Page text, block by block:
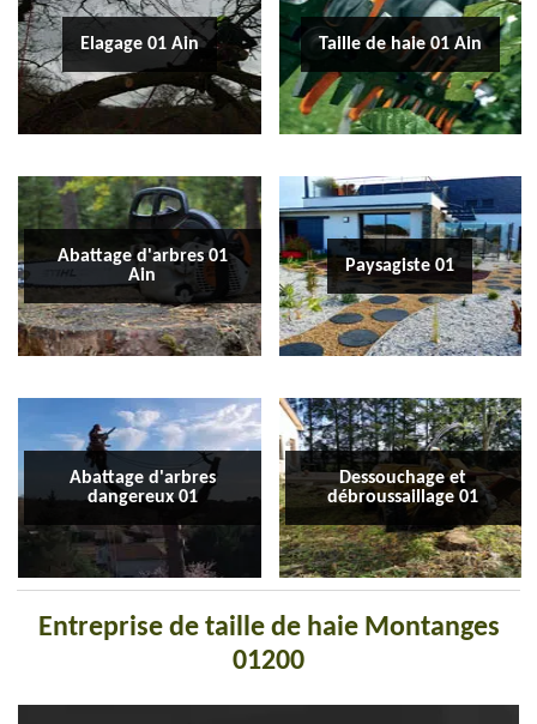
Elagage 01 Ain Taille de haie 01 Ain
Abattage d'arbres 01
Ain
Paysagiste 01
Abattage d'arbres
dangereux 01
Dessouchage et
débroussaillage 01
Entreprise de taille de haie Montanges
01200